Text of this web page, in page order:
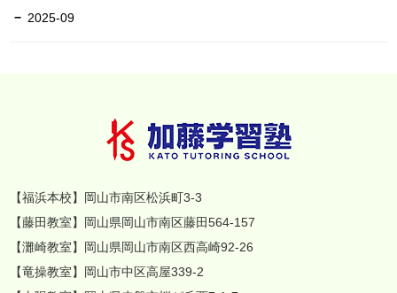
2025-09
【福浜本校】岡山市南区松浜町3-3
【藤田教室】岡山県岡山市南区藤田564-157
【灘崎教室】岡山県岡山市南区西高崎92-26
【竜操教室】岡山市中区高屋339-2